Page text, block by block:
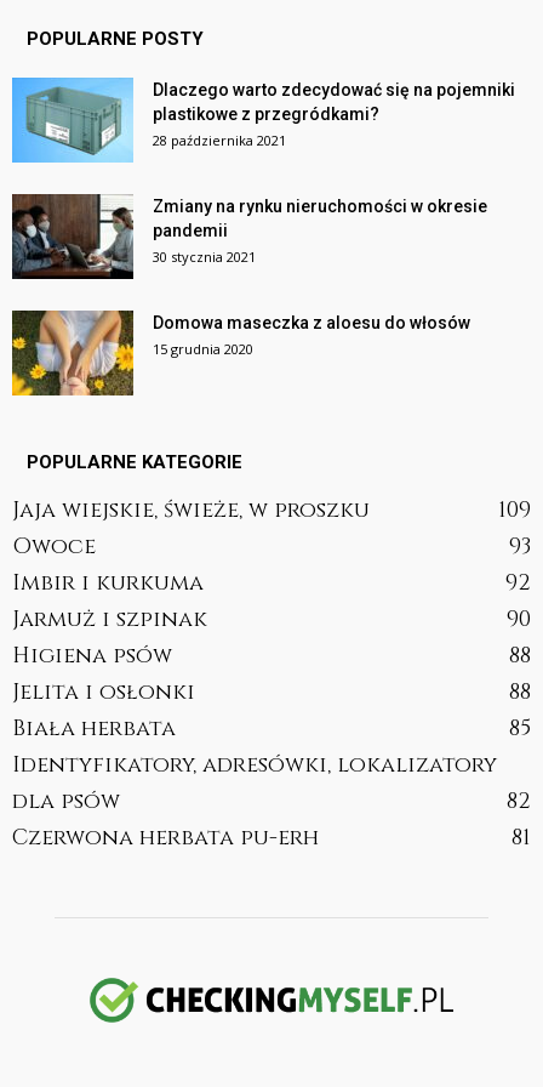
POPULARNE POSTY
Dlaczego warto zdecydować się na pojemniki
plastikowe z przegródkami?
28 października 2021
Zmiany na rynku nieruchomości w okresie
pandemii
30 stycznia 2021
Domowa maseczka z aloesu do włosów
15 grudnia 2020
POPULARNE KATEGORIE
Jaja wiejskie, świeże, w proszku
109
Owoce
93
Imbir i kurkuma
92
Jarmuż i szpinak
90
Higiena psów
88
Jelita i osłonki
88
Biała herbata
85
Identyfikatory, adresówki, lokalizatory
dla psów
82
Czerwona herbata pu-erh
81